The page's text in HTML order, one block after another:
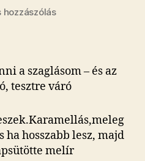
dátuma
hozzászólása(z)
a szaglásom – és az
tesztre váró
ha hosszabb lesz, majd
melír